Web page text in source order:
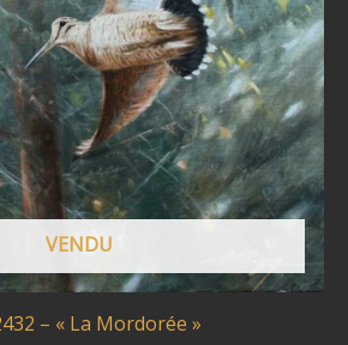
VENDU
– « La Mordorée »